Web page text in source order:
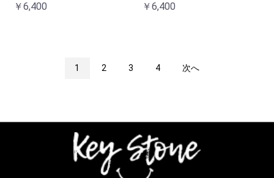
￥6,400 ￥6,400
1 2 3 4 次へ